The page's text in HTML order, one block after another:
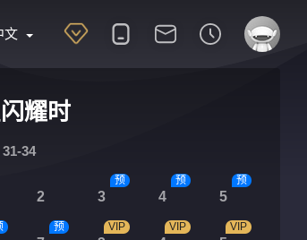
文
耀时
31-34
2 3
预
4
预
5
预
预 VIP VIP VIP